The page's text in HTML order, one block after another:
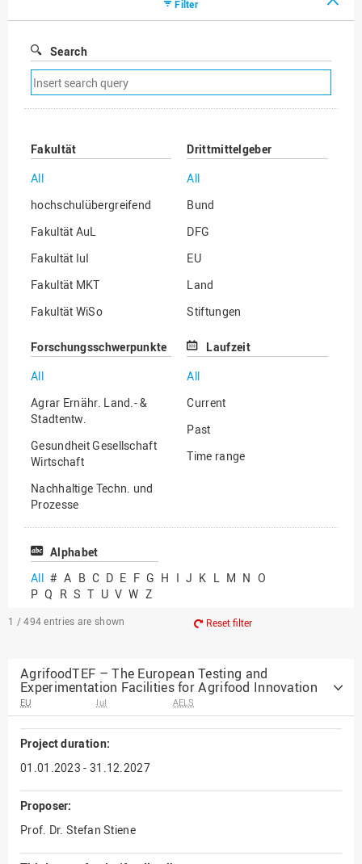
Filter
Search
Remove
search
filter
Fakultät
All
hochschulübergreifend
Fakultät AuL
Fakultät IuI
Fakultät MKT
Fakultät WiSo
Drittmittelgeber
All
Bund
DFG
EU
Land
Stiftungen
Sonstige
Forschungsschwerpunkte
All
Agrar Ernähr. Land.- &
Stadtentw.
Gesundheit Gesellschaft
Wirtschaft
Nachhaltige Techn. und
Prozesse
Vielfältiges Forschen
Laufzeit
All
Current
Past
Time range
Alphabet
All # A B C D E F G H I J K L M N O
P Q R S T U V W Z
1 / 494 entries are shown Reset filter
AgrifoodTEF – The European Testing and
Experimentation Facilities for Agrifood Innovation
EU IuI AELS
Project duration:
01.01.2023 - 31.12.2027
Proposer:
Prof. Dr. Stefan Stiene